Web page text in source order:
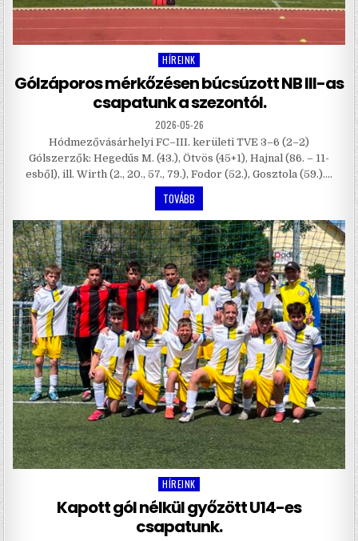
Posted
in
HÍREINK
Gólzáporos mérkőzésen búcsúzott NB III-as
csapatunk a szezontól.
2026-05-26
Hódmezővásárhelyi FC–III. kerületi TVE 3–6 (2–2)
Gólszerzők: Hegedűs M. (43.), Ötvös (45+1), Hajnal (86. – 11-
esből), ill. Wirth (2., 20., 57., 79.), Fodor (52.), Gosztola (59.)….
TOVÁBB
Posted
in
HÍREINK
Kapott gól nélkül győzött U14-es
csapatunk.